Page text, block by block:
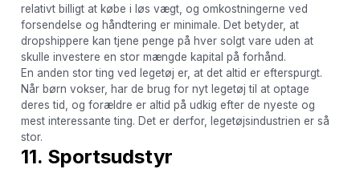
relativt billigt at købe i løs vægt, og omkostningerne ved
forsendelse og håndtering er minimale. Det betyder, at
dropshippere kan tjene penge på hver solgt vare uden at
skulle investere en stor mængde kapital på forhånd.
En anden stor ting ved legetøj er, at det altid er efterspurgt.
Når børn vokser, har de brug for nyt legetøj til at optage
deres tid, og forældre er altid på udkig efter de nyeste og
mest interessante ting. Det er derfor, legetøjsindustrien er så
stor.
11. Sportsudstyr